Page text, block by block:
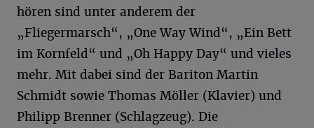
hören sind unter anderem der
„Fliegermarsch“, „One Way Wind“, „Ein Bett
im Kornfeld“ und „Oh Happy Day“ und vieles
mehr. Mit dabei sind der Bariton Martin
Schmidt sowie Thomas Möller (Klavier) und
Philipp Brenner (Schlagzeug). Die